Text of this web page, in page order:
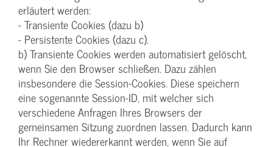
erläutert werden:
- Transiente Cookies (dazu b)
- Persistente Cookies (dazu c).
b) Transiente Cookies werden automatisiert gelöscht,
wenn Sie den Browser schließen. Dazu zählen
insbesondere die Session-Cookies. Diese speichern
eine sogenannte Session-ID, mit welcher sich
verschiedene Anfragen Ihres Browsers der
gemeinsamen Sitzung zuordnen lassen. Dadurch kann
Ihr Rechner wiedererkannt werden, wenn Sie auf